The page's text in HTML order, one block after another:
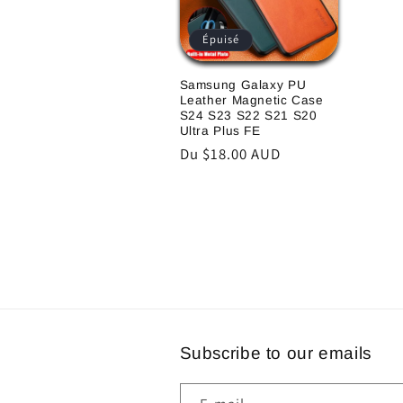
Épuisé
Samsung Galaxy PU
Leather Magnetic Case
S24 S23 S22 S21 S20
Ultra Plus FE
Prix
Du $18.00 AUD
Subscribe to our emails